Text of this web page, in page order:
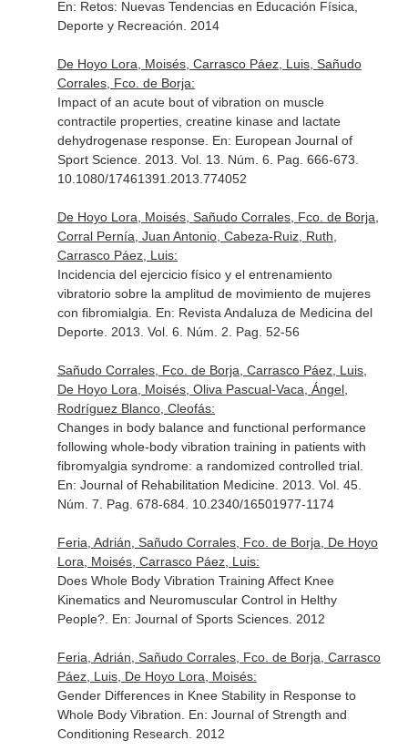
En: Retos: Nuevas Tendencias en Educación Física,
Deporte y Recreación . 2014
De Hoyo Lora, Moisés, Carrasco Páez, Luis, Sañudo
Corrales, Fco. de Borja:
Impact of an acute bout of vibration on muscle
contractile properties, creatine kinase and lactate
dehydrogenase response. En: European Journal of
Sport Science. 2013. Vol. 13. Núm. 6. Pag. 666-673.
10.1080/17461391.2013.774052
De Hoyo Lora, Moisés, Sañudo Corrales, Fco. de Borja,
Corral Pernía, Juan Antonio, Cabeza-Ruiz, Ruth,
Carrasco Páez, Luis:
Incidencia del ejercicio físico y el entrenamiento
vibratorio sobre la amplitud de movimiento de mujeres
con fibromialgia. En: Revista Andaluza de Medicina del
Deporte. 2013. Vol. 6. Núm. 2. Pag. 52-56
Sañudo Corrales, Fco. de Borja, Carrasco Páez, Luis,
De Hoyo Lora, Moisés, Oliva Pascual-Vaca, Ángel,
Rodríguez Blanco, Cleofás:
Changes in body balance and functional performance
following whole-body vibration training in patients with
fibromyalgia syndrome: a randomized controlled trial.
En: Journal of Rehabilitation Medicine. 2013. Vol. 45.
Núm. 7. Pag. 678-684. 10.2340/16501977-1174
Feria, Adrián, Sañudo Corrales, Fco. de Borja, De Hoyo
Lora, Moisés, Carrasco Páez, Luis:
Does Whole Body Vibration Training Affect Knee
Kinematics and Neuromuscular Control in Helthy
People?. En: Journal of Sports Sciences. 2012
Feria, Adrián, Sañudo Corrales, Fco. de Borja, Carrasco
Páez, Luis, De Hoyo Lora, Moisés:
Gender Differences in Knee Stability in Response to
Whole Body Vibration. En: Journal of Strength and
Conditioning Research . 2012